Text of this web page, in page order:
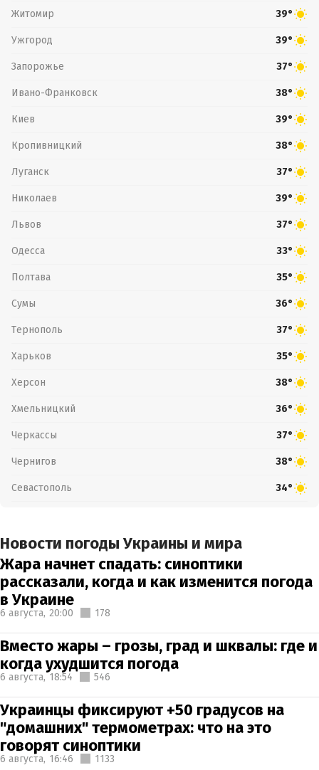
Житомир 39°
Ужгород 39°
Запорожье 37°
Ивано-Франковск 38°
Киев 39°
Кропивницкий 38°
Луганск 37°
Николаев 39°
Львов 37°
Одесса 33°
Полтава 35°
Сумы 36°
Тернополь 37°
Харьков 35°
Херсон 38°
Хмельницкий 36°
Черкассы 37°
Чернигов 38°
Севастополь 34°
Новости погоды Украины и мира
Жара начнет спадать: синоптики
рассказали, когда и как изменится погода
в Украине
6 августа, 20:00 178
Вместо жары – грозы, град и шквалы: где и
когда ухудшится погода
6 августа, 18:54 546
Украинцы фиксируют +50 градусов на
"домашних" термометрах: что на это
говорят синоптики
6 августа, 16:46 1133